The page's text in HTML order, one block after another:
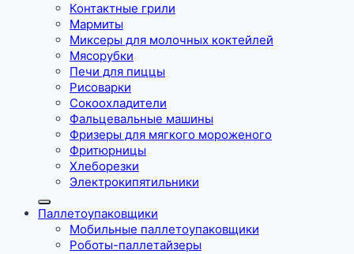
Контактные грили
Мармиты
Миксеры для молочных коктейлей
Мясорубки
Печи для пиццы
Рисоварки
Сокоохладители
Фальцевальные машины
Фризеры для мягкого мороженого
Фритюрницы
Хлеборезки
Электрокипятильники
Паллетоупаковщики
Мобильные паллетоупаковщики
Роботы-паллетайзеры